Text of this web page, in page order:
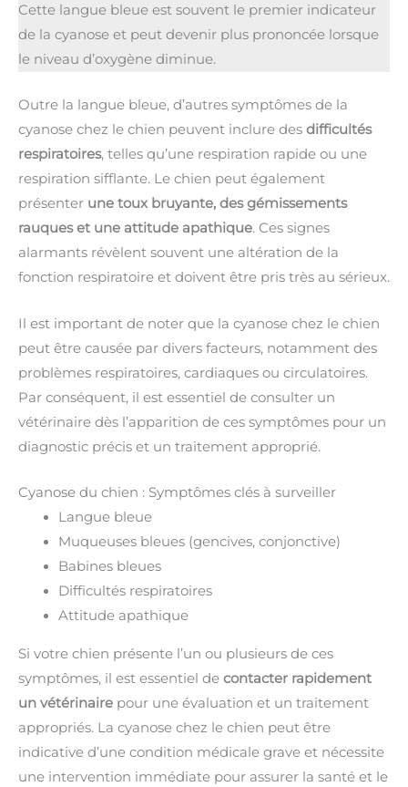
Cette langue bleue est souvent le premier indicateur
de la cyanose et peut devenir plus prononcée lorsque
le niveau d’oxygène diminue.
Outre la langue bleue, d’autres symptômes de la
cyanose chez le chien peuvent inclure des difficultés
respiratoires, telles qu’une respiration rapide ou une
respiration sifflante. Le chien peut également
présenter une toux bruyante, des gémissements
rauques et une attitude apathique. Ces signes
alarmants révèlent souvent une altération de la
fonction respiratoire et doivent être pris très au sérieux.
Il est important de noter que la cyanose chez le chien
peut être causée par divers facteurs, notamment des
problèmes respiratoires, cardiaques ou circulatoires.
Par conséquent, il est essentiel de consulter un
vétérinaire dès l’apparition de ces symptômes pour un
diagnostic précis et un traitement approprié.
Cyanose du chien : Symptômes clés à surveiller
Langue bleue
Muqueuses bleues (gencives, conjonctive)
Babines bleues
Difficultés respiratoires
Attitude apathique
Si votre chien présente l’un ou plusieurs de ces
symptômes, il est essentiel de contacter rapidement
un vétérinaire pour une évaluation et un traitement
appropriés. La cyanose chez le chien peut être
indicative d’une condition médicale grave et nécessite
une intervention immédiate pour assurer la santé et le